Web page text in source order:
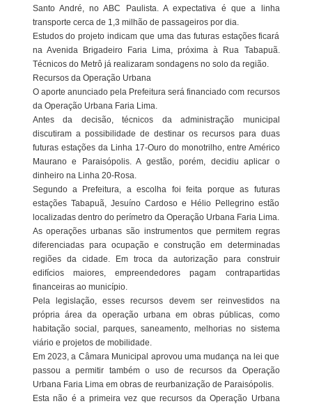
Santo André, no ABC Paulista. A expectativa é que a linha
transporte cerca de 1,3 milhão de passageiros por dia.
Estudos do projeto indicam que uma das futuras estações ficará
na Avenida Brigadeiro Faria Lima, próxima à Rua Tabapuã.
Técnicos do Metrô já realizaram sondagens no solo da região.
Recursos da Operação Urbana
O aporte anunciado pela Prefeitura será financiado com recursos
da Operação Urbana Faria Lima.
Antes da decisão, técnicos da administração municipal
discutiram a possibilidade de destinar os recursos para duas
futuras estações da Linha 17-Ouro do monotrilho, entre Américo
Maurano e Paraisópolis. A gestão, porém, decidiu aplicar o
dinheiro na Linha 20-Rosa.
Segundo a Prefeitura, a escolha foi feita porque as futuras
estações Tabapuã, Jesuíno Cardoso e Hélio Pellegrino estão
localizadas dentro do perímetro da Operação Urbana Faria Lima.
As operações urbanas são instrumentos que permitem regras
diferenciadas para ocupação e construção em determinadas
regiões da cidade. Em troca da autorização para construir
edifícios maiores, empreendedores pagam contrapartidas
financeiras ao município.
Pela legislação, esses recursos devem ser reinvestidos na
própria área da operação urbana em obras públicas, como
habitação social, parques, saneamento, melhorias no sistema
viário e projetos de mobilidade.
Em 2023, a Câmara Municipal aprovou uma mudança na lei que
passou a permitir também o uso de recursos da Operação
Urbana Faria Lima em obras de reurbanização de Paraisópolis.
Esta não é a primeira vez que recursos da Operação Urbana